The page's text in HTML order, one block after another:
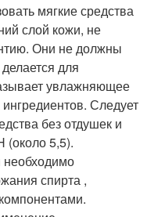
мягкие средства
слой кожи, не
Они не должны
для
увлажняющее
Следует
без отдушек и
(около 5,5).
необходимо
спирта ,